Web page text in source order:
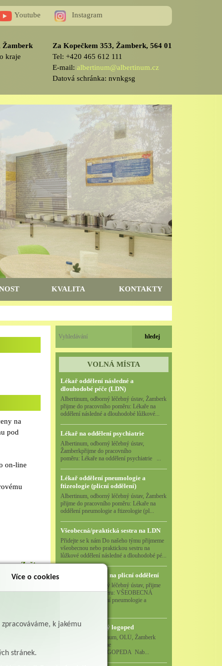
Youtube Instagram
Za Kopečkem 353, Žamberk, 564 01
Tel: +420 465 612 111
E-mail:albertinum@albertinum.cz
Datová schránka: nvnkgsg
Žamberk
kraje
KVALITA KONTAKTY
na
pod
on-line
Zpět
VOLNÁ MÍSTA
Lékař oddělení následné a
dlouhodobé péče (LDN)
Albertinum, odborný léčebný ústav, Žamberk
přijme do pracovního poměru: Lékaře na
oddělení následné a dlouhodobé lůžkové...
Lékař na oddělení psychiatrie
Albertinum, odborný léčebný ústav,
Žamberkpřijme do pracovního
poměru: Lékaře na oddělení psychiatrie ...
Lékař oddělení pneumologie a
ftizeologie (plicní oddělení)
Albertinum, odborný léčebný ústav, Žamberk
přijme do pracovního poměru: Lékaře na
oddělení pneumologie a ftizeologie (pl...
Všeobecná/praktická sestra na LDN
Přidejte se k nám Do našeho týmu přijmeme
všeobecnou nebo praktickou sestru na
lůžkové oddělení následné a dlouhodobé pé...
Všeobecná sestra na plicní oddělení
Albertinum, odborný léčebný ústav, přijme
do pracovního poměru: VŠEOBECNÁ
SESTRA na oddělení pneumologie a
Logoped/klinický logoped
Albertinum, OLÚ, Žamberk
přijme
KLINICKÉHO LOGOPEDA Nab...
Více o cookies
k jakému
stránek.